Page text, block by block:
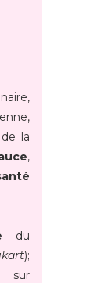
la
,
du
);